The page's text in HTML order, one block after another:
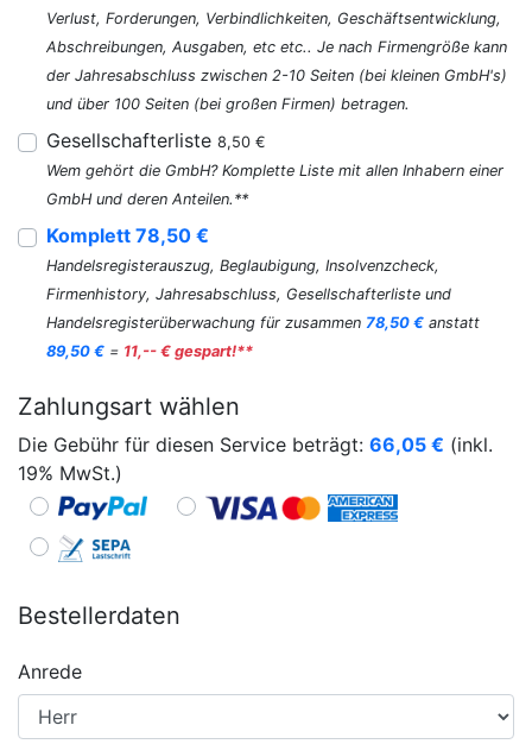
Verlust, Forderungen, Verbindlichkeiten, Geschäftsentwicklung,
Abschreibungen, Ausgaben, etc etc.. Je nach Firmengröße kann
der Jahresabschluss zwischen 2-10 Seiten (bei kleinen GmbH's)
und über 100 Seiten (bei großen Firmen) betragen.
Gesellschafterliste 8,50 €
Wem gehört die GmbH? Komplette Liste mit allen Inhabern einer
GmbH und deren Anteilen.**
Komplett 78,50 €
Handelsregisterauszug, Beglaubigung, Insolvenzcheck,
Firmenhistory, Jahresabschluss, Gesellschafterliste und
Handelsregisterüberwachung für zusammen 78,50 € anstatt
89,50 € = 11,-- € gespart!**
Zahlungsart wählen
Die Gebühr für diesen Service beträgt: 66,05 € (inkl.
19% MwSt.)
Bestellerdaten
Anrede